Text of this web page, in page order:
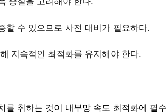
할 수 있으므로 사전 대비가 필요하다.
지속적인 최적화를 유지해야 한다.
를 취하는 것이 내부망 속도 최적화에 필수